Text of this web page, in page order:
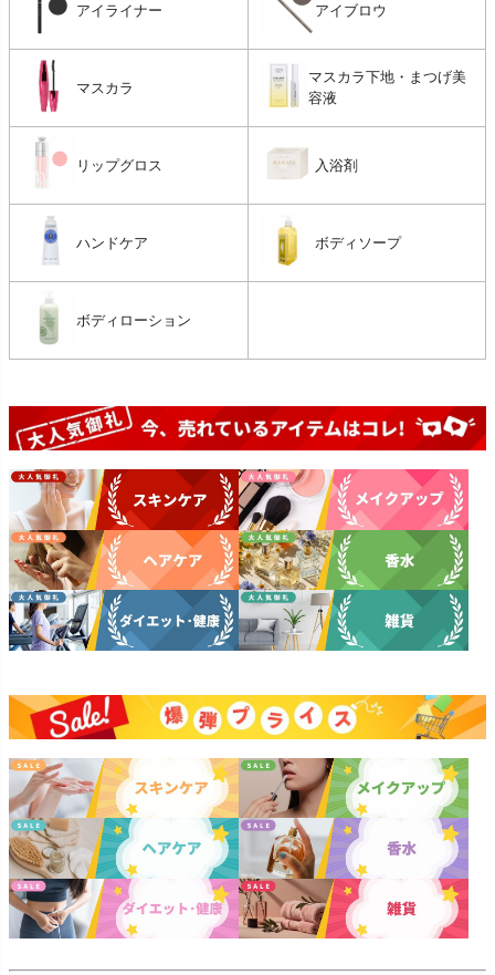
アイライナー アイブロウ
マスカラ
マスカラ下地・まつげ美
容液
リップグロス 入浴剤
ハンドケア ボディソープ
ボディローション